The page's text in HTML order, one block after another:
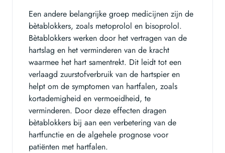
Een andere belangrijke groep medicijnen zijn de
bètablokkers, zoals metoprolol en bisoprolol.
Bètablokkers werken door het vertragen van de
hartslag en het verminderen van de kracht
waarmee het hart samentrekt. Dit leidt tot een
verlaagd zuurstofverbruik van de hartspier en
helpt om de symptomen van hartfalen, zoals
kortademigheid en vermoeidheid, te
verminderen. Door deze effecten dragen
bètablokkers bij aan een verbetering van de
hartfunctie en de algehele prognose voor
patiënten met hartfalen.